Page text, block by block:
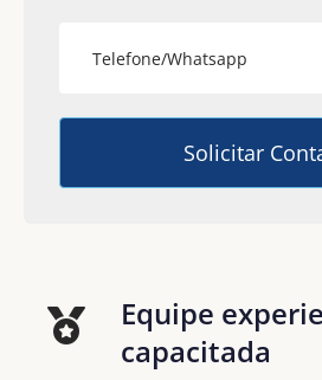
Equipe
capacitada